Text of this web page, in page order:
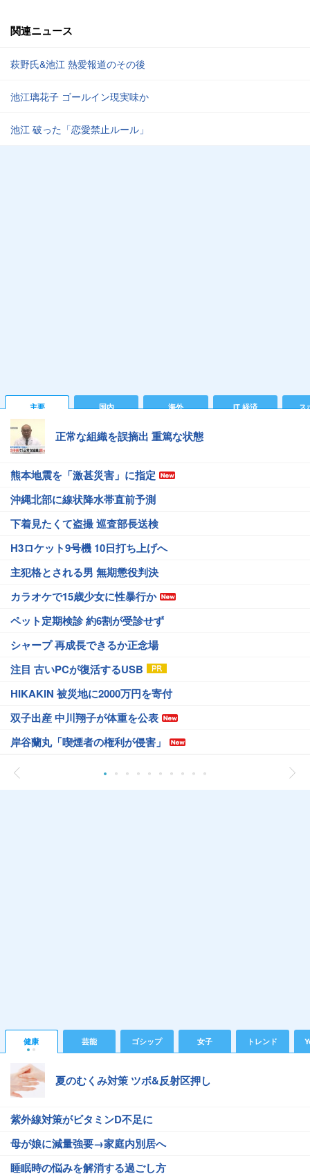
関連ニュース
萩野氏&池江 熱愛報道のその後
池江璃花子 ゴールイン現実味か
池江 破った「恋愛禁止ルール」
主要 国内 海外 IT 経済 ス
正常な組織を誤摘出 重篤な状態
熊本地震を「激甚災害」に指定
沖縄北部に線状降水帯直前予測
下着見たくて盗撮 巡査部長送検
H3ロケット9号機 10日打ち上げへ
主犯格とされる男 無期懲役判決
カラオケで15歳少女に性暴行か
ペット定期検診 約6割が受診せず
シャープ 再成長できるか正念場
注目 古いPCが復活するUSB
HIKAKIN 被災地に2000万円を寄付
双子出産 中川翔子が体重を公表
岸谷蘭丸「喫煙者の権利が侵害」
健康 芸能 ゴシップ 女子 トレンド
夏のむくみ対策 ツボ&反射区押し
紫外線対策がビタミンD不足に
母が娘に減量強要→家庭内別居へ
睡眠時の悩みを解消する過ごし方